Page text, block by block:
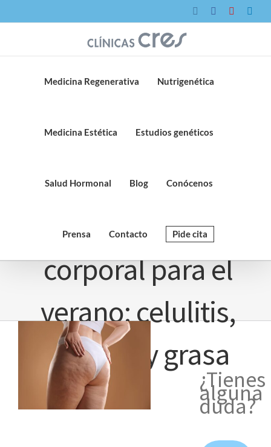
al
InstagramFacebookYouTube
Medicina Regenerativa Nutrigenética
Medicina Estética Estudios genéticos
Salud Hormonal Blog Conócenos
Prensa Contacto Pide cita
Aparatología
corporal para el
verano: celulitis,
flacidez y grasa
grande
¿Tienes
alguna
duda?